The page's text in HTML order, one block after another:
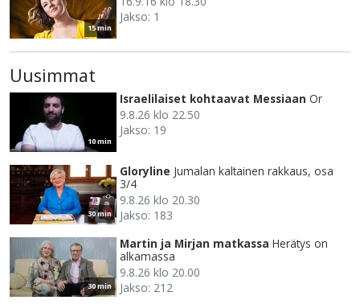
15 min
Jakso: 1
Uusimmat
10 min
Israelilaiset kohtaavat Messiaan Or
9.8.26 klo 22.50
Jakso: 19
30 min
Gloryline Jumalan kaltainen rakkaus, osa
3/4
9.8.26 klo 20.30
Jakso: 183
30 min
Martin ja Mirjan matkassa Herätys on
alkamassa
9.8.26 klo 20.00
Jakso: 212